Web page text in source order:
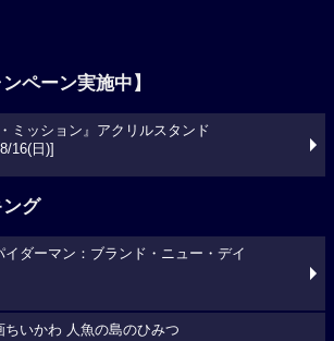
ペーン実施中】
・ミッション』アクリルスタンド
16(日)]
グ
ダーマン：ブランド・ニュー・デイ
いかわ 人魚の島のひみつ